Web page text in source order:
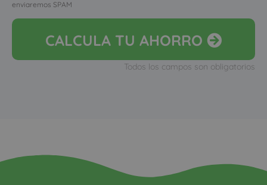
enviaremos SPAM
CALCULA TU AHORRO
Todos los campos son obligatorios